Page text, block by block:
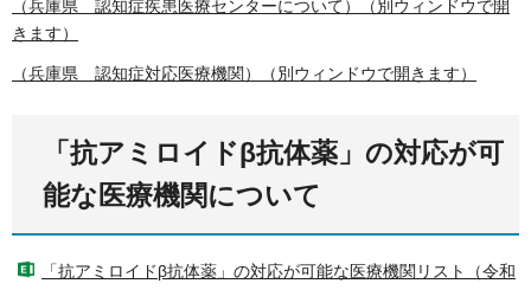
（兵庫県 認知症疾患医療センターについて）（別ウィンドウで開
きます）
（兵庫県 認知症対応医療機関）（別ウィンドウで開きます）
「抗アミロイドβ抗体薬」の対応が可
能な医療機関について
「抗アミロイドβ抗体薬」の対応が可能な医療機関リスト（令和